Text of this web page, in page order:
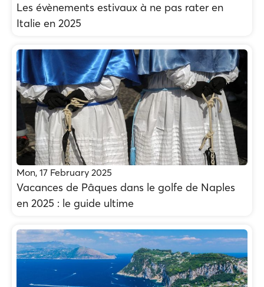
Les évènements estivaux à ne pas rater en
Italie en 2025
Mon, 17 February 2025
Vacances de Pâques dans le golfe de Naples
en 2025 : le guide ultime